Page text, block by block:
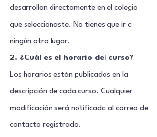
desarrollan directamente en el colegio
que seleccionaste. No tienes que ir a
ningún otro lugar.
2. ¿Cuál es el horario del curso?
Los horarios están publicados en la
descripción de cada curso. Cualquier
modificación será notificada al correo de
contacto registrado.